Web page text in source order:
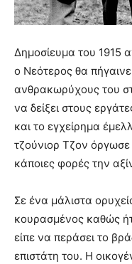
Δημοσίευμα του 1915
ο Νεότερος θα
ανθρακωρύχους του
να δείξει στους
και το εγχείρημα
τζούνιορ Τζον όργωσε
κάποιες φορές την
Σε ένα μάλιστα
κουρασμένος καθώς
είπε να περάσει το
επιστάτη του. Η